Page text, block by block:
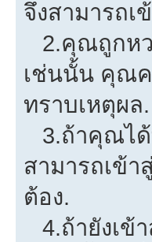
จึงสามารถเ
2.คุณถูกหว
เช่นนั้น คุณค
ทราบเหตุผล.
3.ถ้าคุณได้
สามารถเข้
ต้อง.
4.ถ้ายังเข้